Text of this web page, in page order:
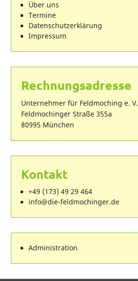
Über uns
Termine
Datenschutzerklärung
Impressum
Rechnungsadresse
Unternehmer für Feldmoching e. V.
Feldmochinger Straße 355a
80995 München
Kontakt
+49 (173) 49 29 464
ed.regnihcomdlef-eid@ofni
Administration